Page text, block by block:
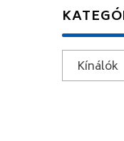
Kínálók